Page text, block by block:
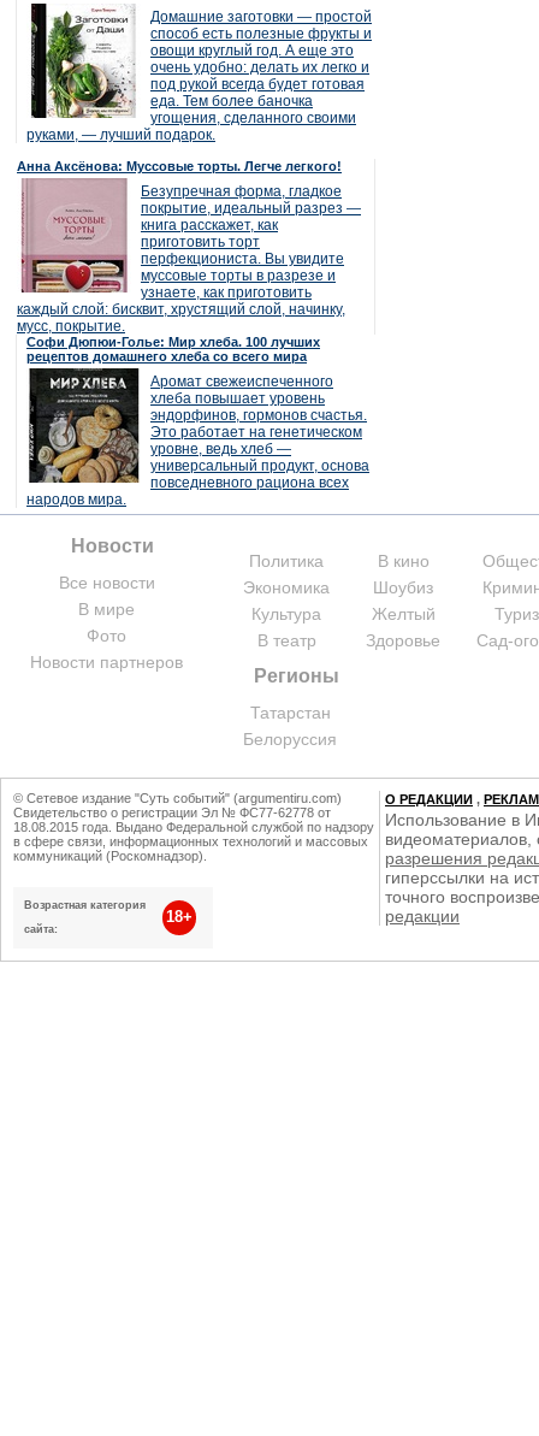
Домашние заготовки — простой
способ есть полезные фрукты и
овощи круглый год. А еще это
очень удобно: делать их легко и
под рукой всегда будет готовая
еда. Тем более баночка
угощения, сделанного своими
руками, — лучший подарок.
Анна Аксёнова: Муссовые торты. Легче легкого!
Безупречная форма, гладкое
покрытие, идеальный разрез —
книга расскажет, как
приготовить торт
перфекциониста. Вы увидите
муссовые торты в разрезе и
узнаете, как приготовить
каждый слой: бисквит, хрустящий слой, начинку,
мусс, покрытие.
Софи Дюпюи-Голье: Мир хлеба. 100 лучших
рецептов домашнего хлеба со всего мира
Аромат свежеиспеченного
хлеба повышает уровень
эндорфинов, гормонов счастья.
Это работает на генетическом
уровне, ведь хлеб —
универсальный продукт, основа
повседневного рациона всех
народов мира.
Новости
Все новости
В мире
Фото
Новости партнеров
Политика
Экономика
Культура
В театр
В кино
Шоубиз
Желтый
Здоровье
Сад-
Регионы
Татарстан
Белоруссия
© Сетевое издание "Суть событий" (argumentiru.com)
Свидетельство о регистрации Эл № ФС77-62778 от
18.08.2015 года. Выдано Федеральной службой по надзору
в сфере связи, информационных технологий и массовых
коммуникаций (Роскомнадзор).
Возрастная категория
сайта:
18+
О РЕДАКЦИИ ,
Использование в
видеоматериалов,
разрешения
гиперссылки на
точного
редакции